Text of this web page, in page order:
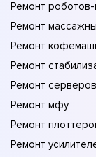
Ремонт
Ремонт
Ремонт
Ремонт
Ремонт серверов
Ремонт мфу
Ремонт
Ремонт